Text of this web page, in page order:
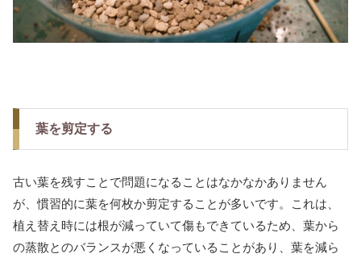
葉を剪定する
古い葉を残すことで問題になることはなかなかありません
が、慣習的に葉を何枚か剪定することが多いです。これは、
植え替え時には根が減っていて傷もできているため、葉から
の蒸散とのバランスが悪くなっていることがあり、葉を減ら